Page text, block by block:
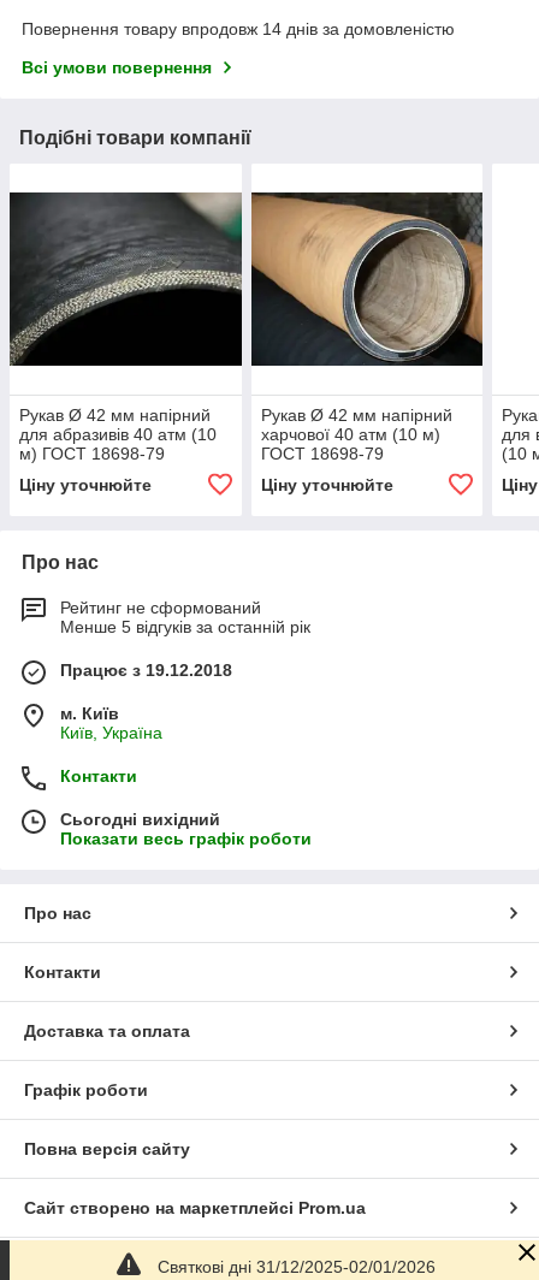
Повернення товару впродовж 14 днів за домовленістю
Всі умови повернення
Подібні товари компанії
Рукав Ø 42 мм напірний
для абразивів 40 атм (10
м) ГОСТ 18698-79
Ціну уточнюйте
Рукав Ø 42 мм напірний
харчової 40 атм (10 м)
ГОСТ 18698-79
Ціну уточнюйте
для
(10
Про нас
Рейтинг не сформований
Менше 5 відгуків за останній рік
Працює з 19.12.2018
м. Київ
Київ, Україна
Контакти
Сьогодні вихідний
Показати весь графік роботи
Про нас
Контакти
Доставка та оплата
Графік роботи
Повна версія сайту
Сайт створено на маркетплейсі Prom.ua
Політика конфіденційностіСвяткові дні 31/12/2025-02/01/2026